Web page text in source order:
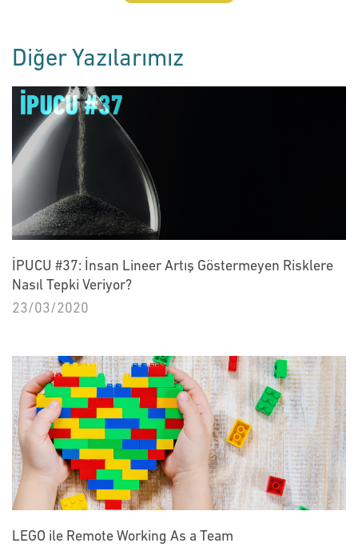
Diğer Yazılarımız
İPUCU #37: İnsan Lineer Artış Göstermeyen Risklere
Nasıl Tepki Veriyor?
23/03/2020
LEGO ile Remote Working As a Team